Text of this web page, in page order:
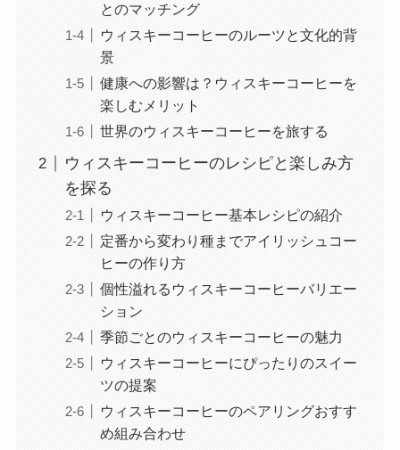
とのマッチング
ウィスキーコーヒーのルーツと文化的背
景
健康への影響は？ウィスキーコーヒーを
楽しむメリット
世界のウィスキーコーヒーを旅する
ウィスキーコーヒーのレシピと楽しみ方
を探る
ウィスキーコーヒー基本レシピの紹介
定番から変わり種までアイリッシュコー
ヒーの作り方
個性溢れるウィスキーコーヒーバリエー
ション
季節ごとのウィスキーコーヒーの魅力
ウィスキーコーヒーにぴったりのスイー
ツの提案
ウィスキーコーヒーのペアリングおすす
め組み合わせ